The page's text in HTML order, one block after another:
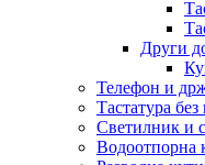
Други
Телефон и
Тастатура
Светилник и
Водоотпорна